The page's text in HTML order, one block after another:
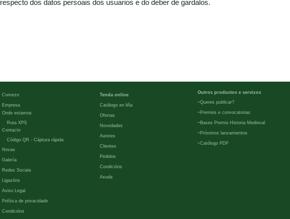
respecto dos datos persoais dos usuarios e do deber de gardalos.
Comezo
Empresa
Onde estamos
Ruta XPS
Contacto
Código QR - Cáptura rápida
Novas
Galería
Redes Sociais
Ligazóns
Aviso Legal
Política de privacidade
Condicións
Tenda online
Catálogo en liña
Ofertas
Novedades
Autores
Clientes
Pedidos
Condicións
Axuda
Outros productos e servizos
-Queres publicar?
- Premios e convocatorias
- Bases Premio Historia Medieval
- Próximos lanzamientos
-Católogo PDF